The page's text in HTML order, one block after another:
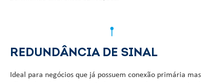
REDUNDÂNCIA DE SINAL
Ideal para negócios que já possuem conexão primária mas